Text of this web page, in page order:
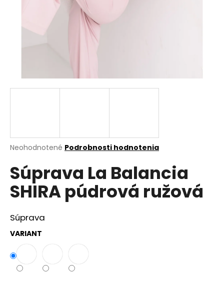
Priemerné
produktu
je
0,0
z
hviezdičiek.
Neohodnotené Podrobnosti hodnotenia
Súprava La Balancia
SHIRA púdrová ružová
Súprava
VARIANT
d
p
o
ú
a
m
e